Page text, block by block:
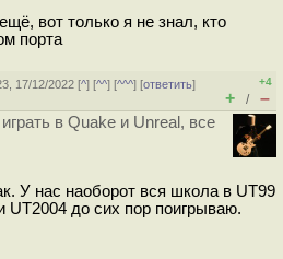
вот только я не знал, кто
порта
17/12/2022 [^] [^^] [^^^] [ответить]
+4
+ / –
в Quake и Unreal, все
У нас наоборот вся школа в UT99
UT2004 до сих пор поигрываю.